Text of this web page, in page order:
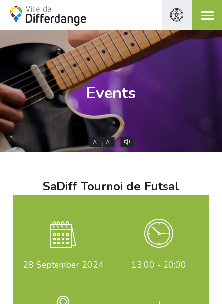
Events
A- A+
SaDiff Tournoi de Futsal
28 September 2024 13:00 - 20:00